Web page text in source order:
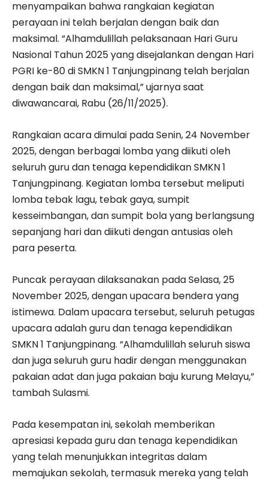
menyampaikan bahwa rangkaian kegiatan
perayaan ini telah berjalan dengan baik dan
maksimal. “Alhamdulillah pelaksanaan Hari Guru
Nasional Tahun 2025 yang disejalankan dengan Hari
PGRI ke-80 di SMKN 1 Tanjungpinang telah berjalan
dengan baik dan maksimal,” ujarnya saat
diwawancarai, Rabu (26/11/2025).
Rangkaian acara dimulai pada Senin, 24 November
2025, dengan berbagai lomba yang diikuti oleh
seluruh guru dan tenaga kependidikan SMKN 1
Tanjungpinang. Kegiatan lomba tersebut meliputi
lomba tebak lagu, tebak gaya, sumpit
kesseimbangan, dan sumpit bola yang berlangsung
sepanjang hari dan diikuti dengan antusias oleh
para peserta.
Puncak perayaan dilaksanakan pada Selasa, 25
November 2025, dengan upacara bendera yang
istimewa. Dalam upacara tersebut, seluruh petugas
upacara adalah guru dan tenaga kependidikan
SMKN 1 Tanjungpinang. “Alhamdulillah seluruh siswa
dan juga seluruh guru hadir dengan menggunakan
pakaian adat dan juga pakaian baju kurung Melayu,”
tambah Sulasmi.
Pada kesempatan ini, sekolah memberikan
apresiasi kepada guru dan tenaga kependidikan
yang telah menunjukkan integritas dalam
memajukan sekolah, termasuk mereka yang telah